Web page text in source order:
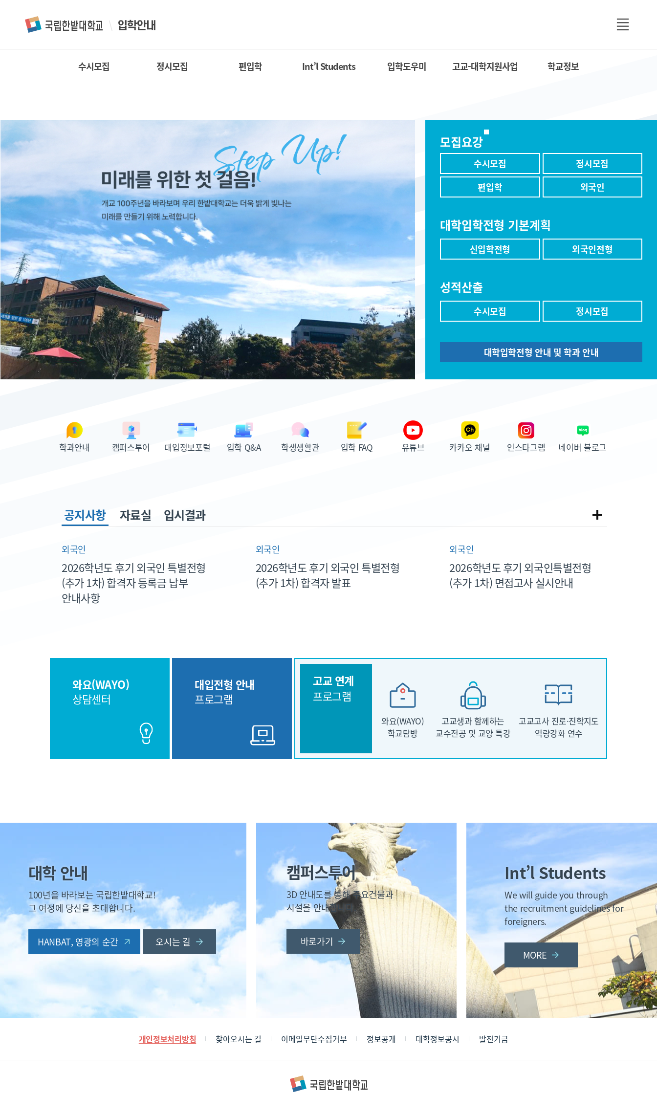
수시모집 정시모집 편입학 Int’l Students 입학도우미 고교-대학지원사업 학교정보
모집요강
수시모집
정시모집
편입학
외국인
대학입학전형 기본계획
신입학전형 외국인전형
성적산출
수시모집 정시모집
대학입학전형 안내 및 학과 안내
학과안내 캠퍼스투어 대입정보포털 입학 Q&A 학생생활관 입학 FAQ 유튜브 카카오 채널 인스타그램 네이버 블로그
공지사항
외국인
2026학년도 후기 외국인 특별전형
(추가 1차) 합격자 등록금 납부
안내사항
외국인
2026학년도 후기 외국인 특별전형
(추가 1차) 합격자 발표
외국인
2026학년도 후기 외국인특별전형
(추가 1차) 면접고사 실시안내
보
자료실 입시결과
와요(WAYO)
상담센터
대입전형 안내
프로그램
고교 연계
프로그램
와요(WAYO)
학교탐방
고교생과 함께하는
교수전공 및 교양 특강
고교고사 진로·진학지도
역량강화 연수
대학 안내
100년을 바라보는 국립한밭대학교!
그 여정에 당신을 초대합니다.
HANBAT, 영광의 순간 오시는 길
캠퍼스투어
3D 안내도를 통해 주요건물과
시설을 안내합니다.
바로가기
Int’l Students
We will guide you through
the recruitment guidelines for
foreigners.
MORE
개인정보처리방침 찾아오시는 길 이메일무단수집거부 정보공개 대학정보공시 발전기금